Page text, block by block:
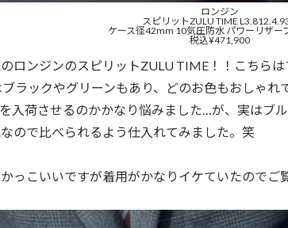
ロンジン
スピリットZULU TIME
ケース径42mm 10気圧防水 パワーリザー
税込¥471,900
ロンジンのスピリットZULU TIME！！こちら
ラックやグリーンもあり、どのお色もおしゃれ
入荷させるのかかなり悩みました…が、実はブ
ので比べられるよう仕入れてみました。笑
っこいいですが着用がかなりイケていたのでご